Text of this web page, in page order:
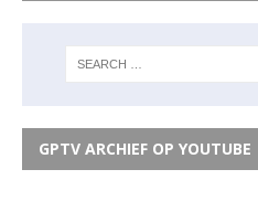
GPTV ARCHIEF OP YOUTUBE